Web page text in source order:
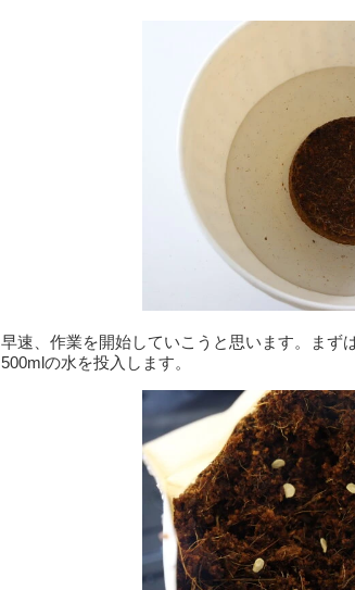
早速、作業を開始していこうと思います。まず
500mlの水を投入します。